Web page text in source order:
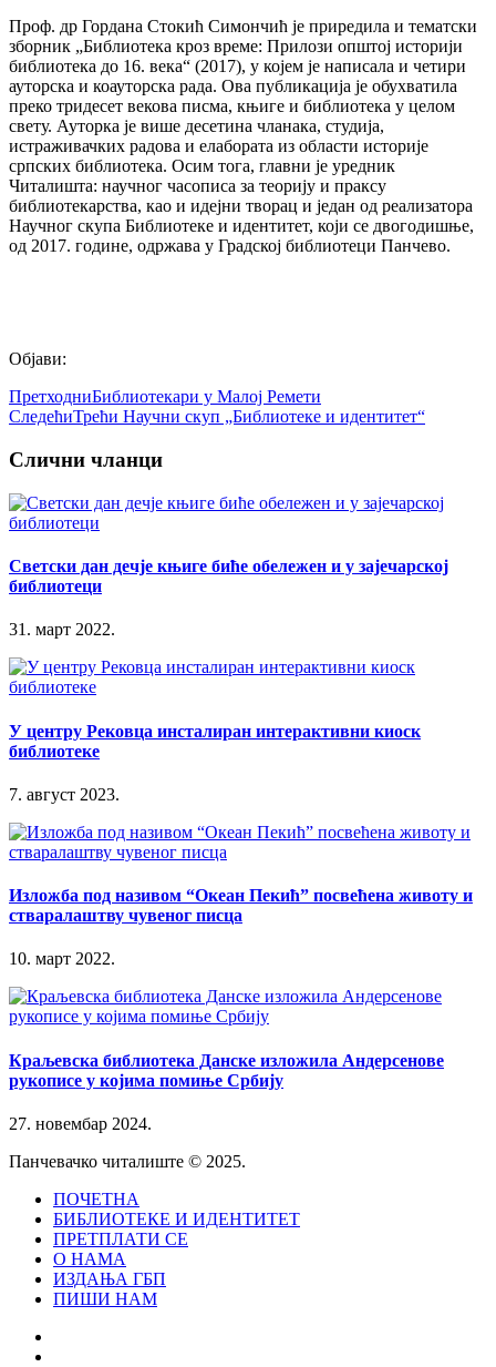
Проф. др Гордана Стокић Симончић je приредила и тематски
зборник „Библиотека кроз време: Прилози општој историји
библиотека до 16. века“ (2017), у којем је написала и четири
ауторска и коауторска рада. Ова публикација је обухватила
преко тридесет векова писма, књиге и библиотека у целом
свету. Ауторка је више десетина чланака, студија,
истраживачких радова и елабората из области историје
српских библиотека. Осим тога, главни је уредник
Читалишта: научног часописа за теорију и праксу
библиотекарства, као и идејни творац и један од реализатора
Научног скупа Библиотеке и идентитет, који се двогодишње,
од 2017. године, одржава у Градској библиотеци Панчево.
Објави:
ПретходниБиблиотекари у Малој Ремети
СледећиТрећи Научни скуп „Библиотеке и идентитет“
Слични чланци
Светски дан дечје књиге биће обележен и у зајечарској
библиотеци
31. март 2022.
У центру Рековца инсталиран интерактивни киоск
библиотеке
7. август 2023.
Изложба под називом “Океан Пекић” посвећена животу и
стваралаштву чувеног писца
10. март 2022.
Краљевска библиотека Данске изложила Андерсенове
рукописе у којима помиње Србију
27. новембар 2024.
Панчевачко читалиште © 2025.
ПОЧЕТНА
БИБЛИОТЕКЕ И ИДЕНТИТЕТ
ПРЕТПЛАТИ СЕ
О НАМА
ИЗДАЊА ГБП
ПИШИ НАМ